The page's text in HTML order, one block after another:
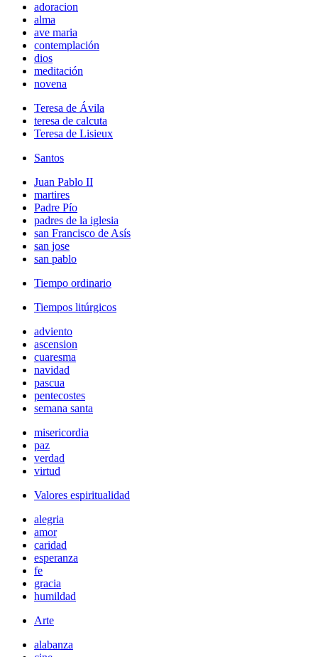
adoracion
alma
ave maria
contemplación
dios
meditación
novena
Teresa de Ávila
teresa de calcuta
Teresa de Lisieux
Santos
Juan Pablo II
martires
Padre Pío
padres de la iglesia
san Francisco de Asís
san jose
san pablo
Tiempo ordinario
Tiempos litúrgicos
adviento
ascension
cuaresma
navidad
pascua
pentecostes
semana santa
misericordia
paz
verdad
virtud
Valores espiritualidad
alegria
amor
caridad
esperanza
fe
gracia
humildad
Arte
alabanza